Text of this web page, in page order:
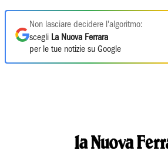
Non lasciare decidere l'algoritmo:
scegli La Nuova Ferrara
per le tue notizie su Google